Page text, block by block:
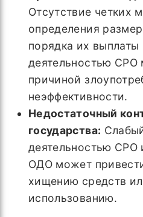
Отсутствие четких
определения
порядка их выплаты
деятельностью СРО
причиной
неэффективности.
Недостаточный
государства:
деятельностью СРО
ОДО может
хищению средств
использованию.